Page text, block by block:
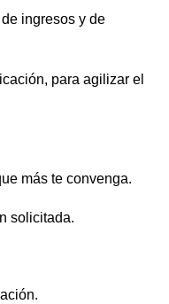
ingresos y de
para agilizar el
más te convenga.
solicitada.